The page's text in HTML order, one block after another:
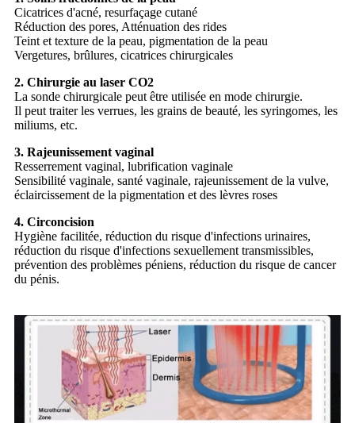
Cicatrices d'acné, resurfaçage cutané
Réduction des pores, Atténuation des rides
Teint et texture de la peau, pigmentation de la peau
Vergetures, brûlures, cicatrices chirurgicales
2. Chirurgie au laser CO2
La sonde chirurgicale peut être utilisée en mode chirurgie.
Il peut traiter les verrues, les grains de beauté, les syringomes, les
miliums, etc.
3. Rajeunissement vaginal
Resserrement vaginal, lubrification vaginale
Sensibilité vaginale, santé vaginale, rajeunissement de la vulve,
éclaircissement de la pigmentation et des lèvres roses
4. Circoncision
Hygiène facilitée, réduction du risque d'infections urinaires,
réduction du risque d'infections sexuellement transmissibles,
prévention des problèmes péniens, réduction du risque de cancer
du pénis.